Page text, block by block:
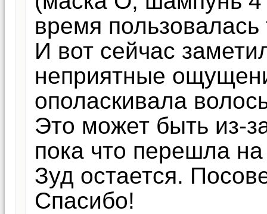
время пользовалась
И вот сейчас
неприятные
ополаскивала
Это может быть из-
пока что перешла
Зуд остается.
Спасибо!